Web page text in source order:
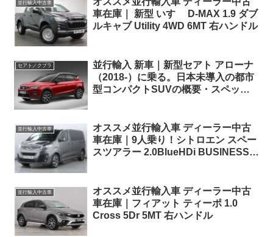
並行輸入中古車
車在庫｜ 新型 いすゞ D-MAX 1.9 ダブ
ルキャブ Utility 4WD 6MT 右ハンドル
セアト／クプラ
並行輸入 新車｜新型セアト アローナ
（2018-）に乗る。日本未導入の都市
型コンパクトSUVの概要・スペッ
並行輸入中古車
オススメ並行輸入車 ディーラー中古
車在庫｜9人乗り！シトロエン スペー
スツアラー 2.0BlueHDi BUSINESS
並行輸入中古車
オススメ並行輸入車 ディーラー中古
車在庫｜フィアット ティーポ 1.0
Cross 5Dr 5MT 右ハンドル